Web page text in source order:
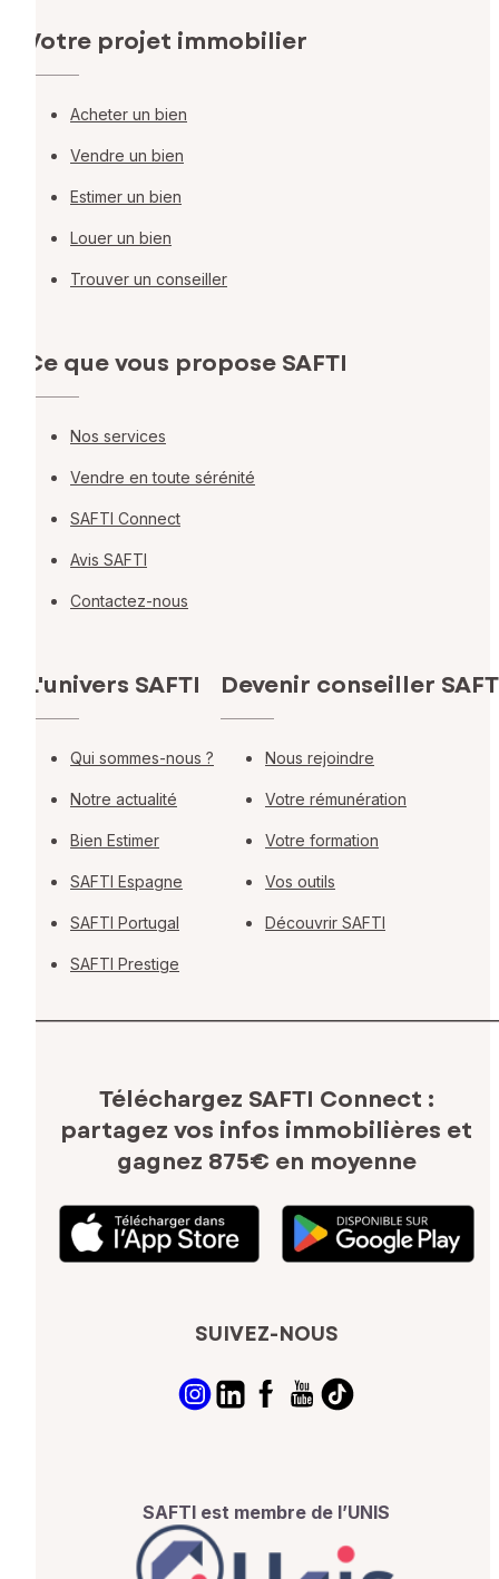
Votre projet immobilier
Acheter un bien
Vendre un bien
Estimer un bien
Louer un bien
Trouver un conseiller
Ce que vous propose SAFTI
Nos services
Vendre en toute sérénité
SAFTI Connect
Avis SAFTI
Contactez-nous
L'univers SAFTI
Qui sommes-nous ?
Notre actualité
Bien Estimer
SAFTI Espagne
SAFTI Portugal
SAFTI Prestige
Devenir conseiller
Nous rejoindre
Votre rémunération
Votre formation
Vos outils
Découvrir SAFTI
Téléchargez SAFTI Connect :
partagez vos infos immobilières et
gagnez 875€ en moyenne
SUIVEZ-NOUS
SAFTI est membre de l’UNIS